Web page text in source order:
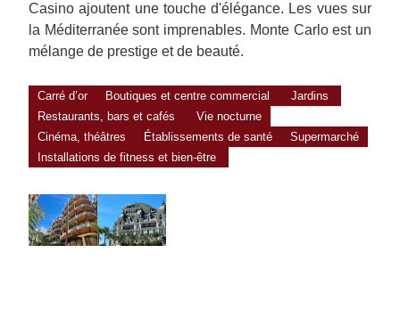
Casino ajoutent une touche d'élégance. Les vues sur
la Méditerranée sont imprenables. Monte Carlo est un
mélange de prestige et de beauté.
Carré d’or Boutiques et centre commercial
Jardins
Restaurants, bars et cafés
Vie nocturne
Cinéma, théâtres
Établissements de santé
Supermarché
Installations de fitness et bien-être